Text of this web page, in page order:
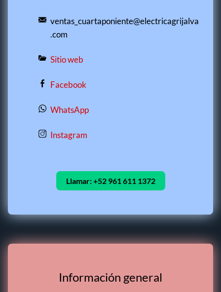
ventas_cuartaponiente@electricagrijalva
.com
Sitio web
Facebook
WhatsApp
Instagram
Llamar:+52 961 611 1372
Información general